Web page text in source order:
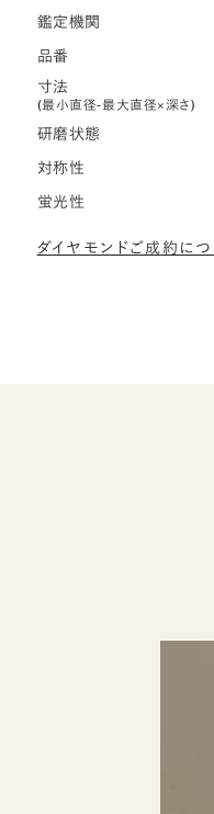
鑑定機関
品番
寸法
(最小直径-最大直径×深さ)
研磨状態
対称性
蛍光性
ダイヤモンドご成約に